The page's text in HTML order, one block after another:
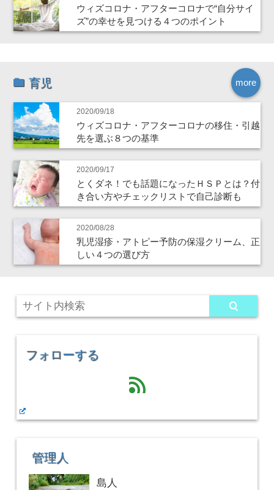
ウィズコロナ・アフターコロナで“自分サイ
ズ”の幸せを見つける４つのポイント
more
育児
2020/09/18
ウィズコロナ・アフターコロナの移住・引越
先を選ぶ８つの基準
2020/09/17
とくダネ！でも話題になったＨＳＰとは？付
き合い方やチェックリストで自己診断も
2020/08/28
乳児湿疹・アトピー予防の保湿クリーム、正
しい４つの選び方
フォローする
feed
管理人
島人